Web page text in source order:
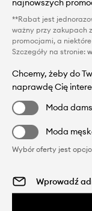
najnowszych
**Rabat jest
ważny przy zakupach
promocjami, a
Szczegóły na stronie:
Chcemy, żeby do
naprawdę Cię
Moda
Moda
Wybór oferty jest